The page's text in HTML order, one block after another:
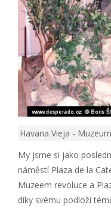
Havana Vieja -
My jsme si jako
náměstí Plaza de la
Muzeem revoluce a
díky svému podloží